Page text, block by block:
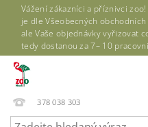
Vážení zákazníci a příznivci
je dle Všeobecných
ale Vaše objednávky vyřizovat
tedy dostanou za 7– 10
378 038 303